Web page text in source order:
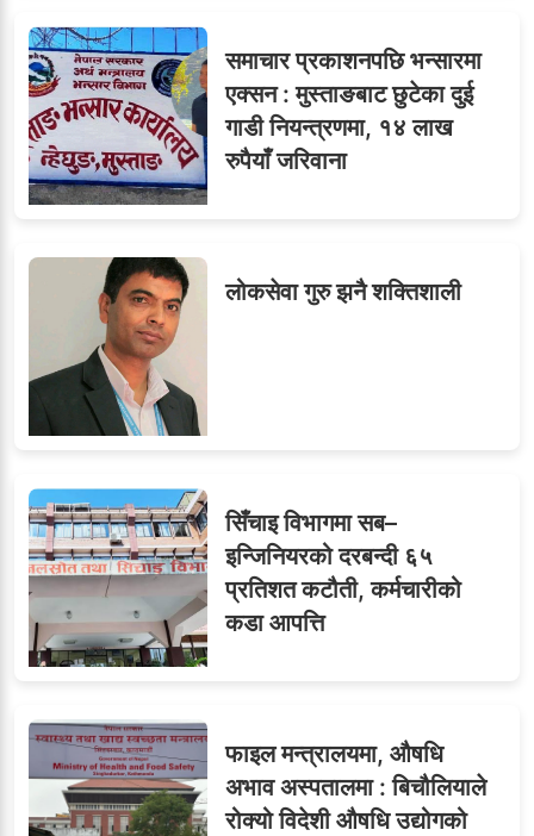
समाचार प्रकाशनपछि भन्सारमा
एक्सन : मुस्ताङबाट छुटेका दुई
गाडी नियन्त्रणमा, १४ लाख
रुपैयाँ जरिवाना
लोकसेवा गुरु झनै शक्तिशाली
सिँचाइ विभागमा सब–
इन्जिनियरको दरबन्दी ६५
प्रतिशत कटौती, कर्मचारीको
कडा आपत्ति
फाइल मन्त्रालयमा, औषधि
अभाव अस्पतालमा : बिचौलियाले
रोक्यो विदेशी औषधि उद्योगको